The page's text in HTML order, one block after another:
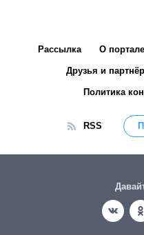
Рассылка О портале
Друзья и
Политика
RSS